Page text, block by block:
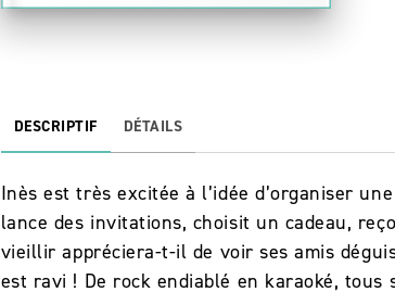
DESCRIPTIF DÉTAILS
Inès est très excitée à l’idée d’organiser
lance des invitations, choisit un cadeau,
vieillir appréciera-t-il de voir ses amis
est ravi ! De rock endiablé en karaoké, tous